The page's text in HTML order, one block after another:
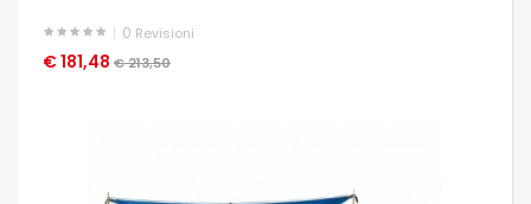
0 Revisioni
€ 181,48 € 213,50
OCCHIATA VELOCE